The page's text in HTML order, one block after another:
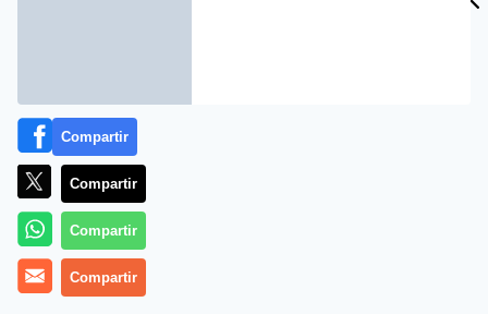
Compartir
Compartir
Compartir
Compartir